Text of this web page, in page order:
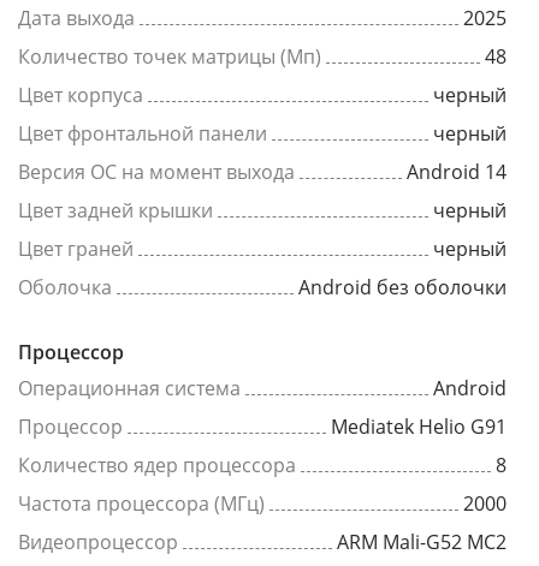
Дата выхода
2025
Количество точек матрицы (Мп)
48
Цвет корпуса
черный
Цвет фронтальной панели
черный
Версия ОС на момент выхода
Android 14
Цвет задней крышки
черный
Цвет граней
черный
Оболочка
Android без оболочки
Процессор
Операционная система
Android
Процессор
Mediatek Helio G91
Количество ядер процессора
8
Частота процессора (МГц)
2000
Видеопроцессор
ARM Mali-G52 MC2